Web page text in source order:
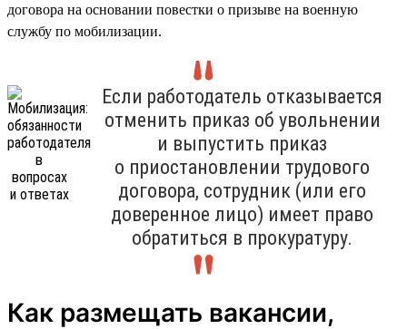
договора на основании повестки о призыве на военную
службу по мобилизации.
Если работодатель отказывается
отменить приказ об увольнении
и выпустить приказ
о приостановлении трудового
договора, сотрудник (или его
доверенное лицо) имеет право
обратиться в прокуратуру.
Как размещать вакансии,